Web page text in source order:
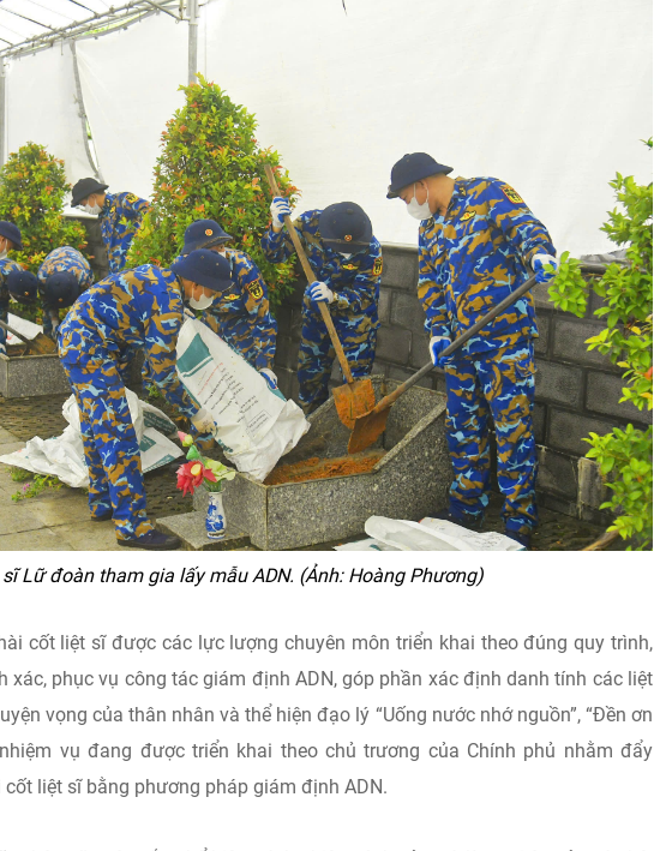
sĩ Lữ đoàn tham gia lấy mẫu ADN. (Ảnh: Hoàng Phương)
cốt liệt sĩ được các lực lượng chuyên môn triển khai theo đúng quy trình,
xác, phục vụ công tác giám định ADN, góp phần xác định danh tính các liệt
vọng của thân nhân và thể hiện đạo lý “Uống nước nhớ nguồn”, “Đền ơn
vụ đang được triển khai theo chủ trương của Chính phủ nhằm đẩy
liệt sĩ bằng phương pháp giám định ADN.